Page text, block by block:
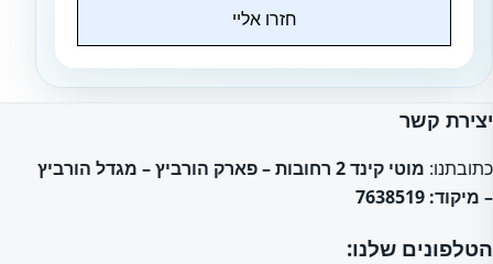
חזרו אליי
יצירת קשר
כתובתנו:
מוטי קינד 2 רחובות – פארק הורביץ – מגדל הורביץ
– מיקוד: 7638519
הטלפונים שלנו: